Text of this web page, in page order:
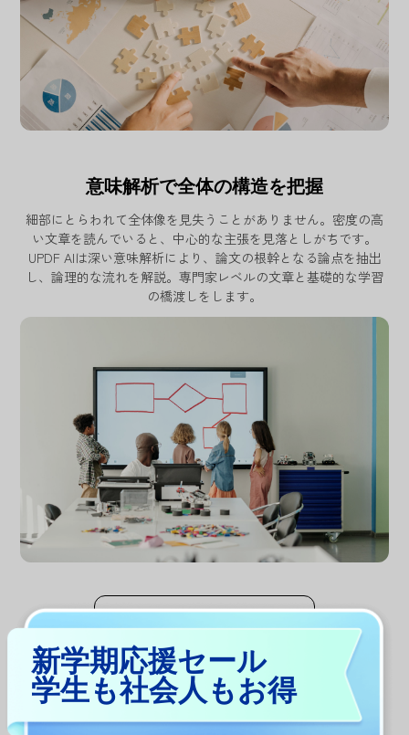
意味解析で全体の構造を把握
細部にとらわれて全体像を見失うことがありません。密度の高
い文章を読んでいると、中心的な主張を見落としがちです。
UPDF AIは深い意味解析により、論文の根幹となる論点を抽出
し、論理的な流れを解説。専門家レベルの文章と基礎的な学習
の橋渡しをします。
今すぐ解説
新学期応援セール
学生も社会人もお得